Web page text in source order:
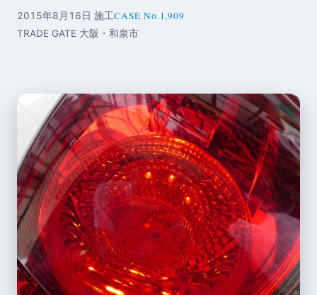
2015年8月16日 施工CASE No.1,909
TRADE GATE 大阪・和泉市